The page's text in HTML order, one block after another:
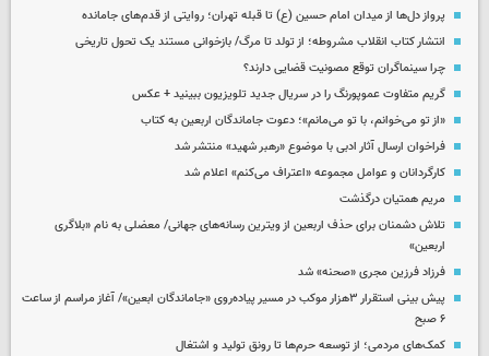
پرواز دل‌ها از میدان امام حسین (ع) تا قبله تهران؛ روایتی از قدم‌های جامانده
انتشار کتاب انقلاب مشروطه؛ از تولد تا مرگ/ بازخوانی مستند یک تحول تاریخی
چرا سینماگران توقع مصونیت قضایی دارند؟
گریم متفاوت عموپورنگ را در سریال جدید تلویزیون ببینید + عکس
«از تو می‌خوانم، با تو می‌مانم»؛ دعوت جاماندگان اربعین به کتاب
فراخوان ارسال آثار ادبی با موضوع «رهبر شهید» منتشر شد
کارگردانان و عوامل مجموعه «اعتراف می‌کنم» اعلام شد
مریم همتیان درگذشت
تلاش دشمنان برای حذف اربعین از ویترین رسانه‌های جهانی/ معضلی به نام «بلاگری
اربعین»
فرزاد فرزین مجری «صحنه» شد
پیش بینی استقرار ۳هزار موکب در مسیر پیاده‌روی «جاماندگان ابعین»/ آغاز مراسم از ساعت
۶ صبح
کمک‌های مردمی؛ از توسعه حرم‌ها تا رونق تولید و اشتغال